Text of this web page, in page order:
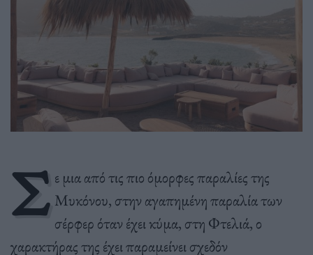
Σ ε μια από τις πιο όμορφες παραλίες της
Μυκόνου, στην αγαπημένη παραλία των
σέρφερ όταν έχει κύμα, στη Φτελιά, ο
χαρακτήρας της έχει παραμείνει σχεδόν